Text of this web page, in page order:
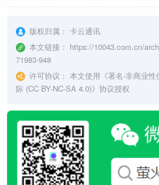
版权归属： 卡云通讯
本文链接： https://10043.com.cn/
71983-948
许可协议： 本文使用《署名-非商业性
际 (CC BY-NC-SA 4.0)》协议授权